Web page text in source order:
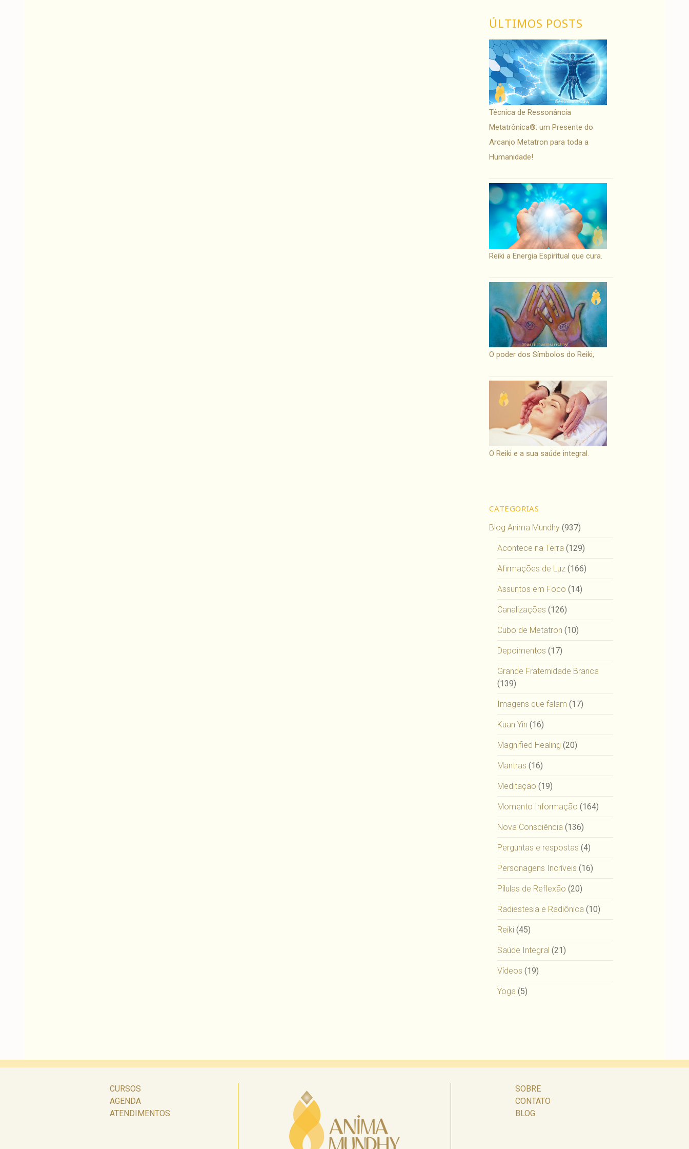
ÚLTIMOS POSTS
Técnica de Ressonância
Metatrônica®: um Presente do
Arcanjo Metatron para toda a
Humanidade!
Reiki a Energia Espiritual que cura.
O poder dos Símbolos do Reiki,
O Reiki e a sua saúde integral.
CATEGORIAS
Blog Anima Mundhy (937)
Acontece na Terra (129)
Afirmações de Luz (166)
Assuntos em Foco (14)
Canalizações (126)
Cubo de Metatron (10)
Depoimentos (17)
Grande Fraternidade Branca
(139)
Imagens que falam (17)
Kuan Yin (16)
Magnified Healing (20)
Mantras (16)
Meditação (19)
Momento Informação (164)
Nova Consciência (136)
Perguntas e respostas (4)
Personagens Incríveis (16)
Pílulas de Reflexão (20)
Radiestesia e Radiônica (10)
Reiki (45)
Saúde Integral (21)
Vídeos (19)
Yoga (5)
CURSOS
AGENDA
ATENDIMENTOS
SOBRE
CONTATO
BLOG